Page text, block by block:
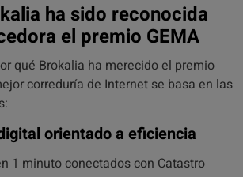
ha sido reconocida
el premio GEMA
qué Brokalia ha merecido el premio
correduría de Internet se basa en las
orientado a eficiencia
1 minuto conectados con Catastro